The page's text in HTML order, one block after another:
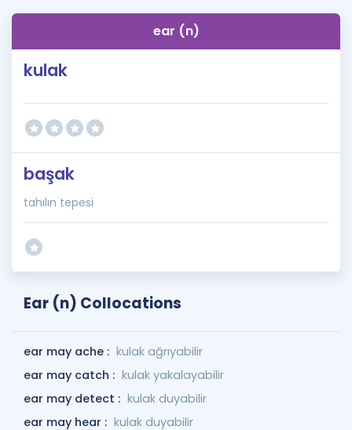
Blog
İngilizce Gramer
ear (n)
kulak
başak
tahılın tepesi
Ear (n) Collocations
ear may ache : kulak ağrıyabilir
ear may catch : kulak yakalayabilir
ear may detect : kulak duyabilir
ear may hear : kulak duyabilir